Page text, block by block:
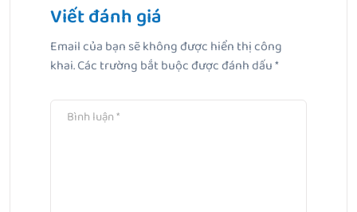
Bài Tiếp Theo
Mặt bị mụn có nên dùng sữa rửa mặt không?
Viết đánh giá
Email của bạn sẽ không được hiển thị công
khai.Các trường bắt buộc được đánh dấu*